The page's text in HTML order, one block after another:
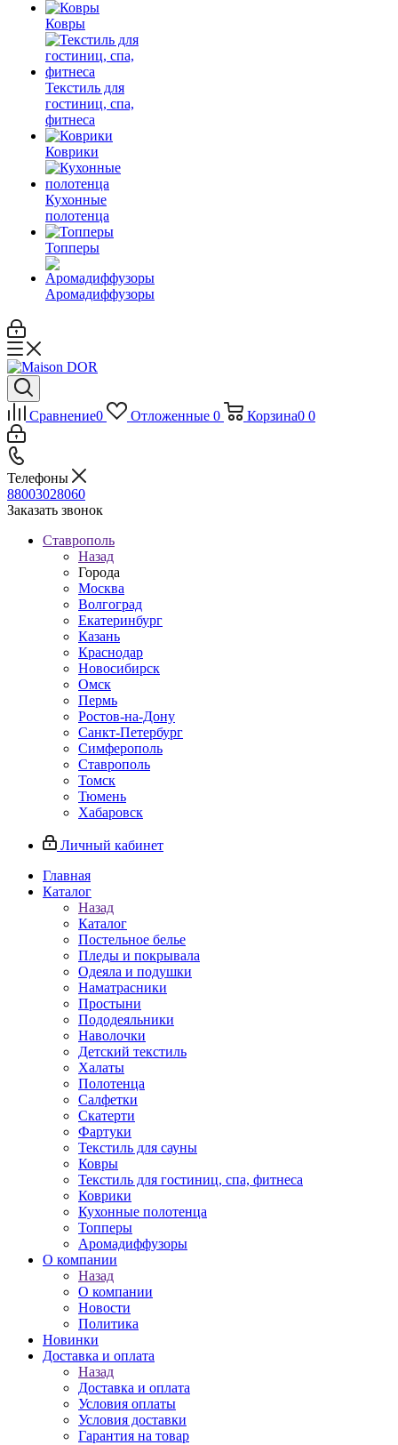
Ковры
Текстиль для
гостиниц, спа,
фитнеса
Коврики
Кухонные
полотенца
Топперы
Аромадиффузоры
Сравнение0 Отложенные 0 Корзина0 0
Телефоны
88003028060
Заказать звонок
Ставрополь
Назад
Города
Москва
Волгоград
Екатеринбург
Казань
Краснодар
Новосибирск
Омск
Пермь
Ростов-на-Дону
Санкт-Петербург
Симферополь
Ставрополь
Томск
Тюмень
Хабаровск
Личный кабинет
Главная
Каталог
Назад
Каталог
Постельное белье
Пледы и покрывала
Одеяла и подушки
Наматрасники
Простыни
Пододеяльники
Наволочки
Детский текстиль
Халаты
Полотенца
Салфетки
Скатерти
Фартуки
Текстиль для сауны
Ковры
Текстиль для гостиниц, спа, фитнеса
Коврики
Кухонные полотенца
Топперы
Аромадиффузоры
О компании
Назад
О компании
Новости
Политика
Новинки
Доставка и оплата
Назад
Доставка и оплата
Условия оплаты
Условия доставки
Гарантия на товар